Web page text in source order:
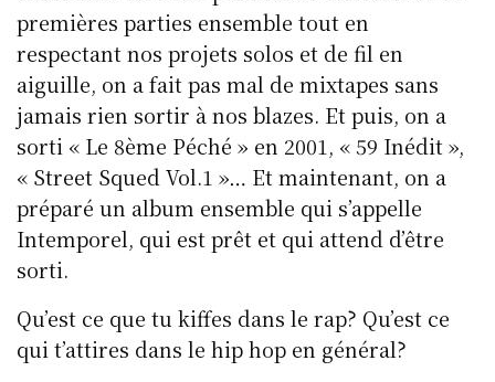
premières parties ensemble tout en
respectant nos projets solos et de fil en
aiguille, on a fait pas mal de mixtapes sans
jamais rien sortir à nos blazes. Et puis, on a
sorti « Le 8ème Péché » en 2001, « 59 Inédit »,
« Street Squed Vol.1 »… Et maintenant, on a
préparé un album ensemble qui s’appelle
Intemporel, qui est prêt et qui attend d’être
sorti.
Qu’est ce que tu kiffes dans le rap? Qu’est ce
qui t’attires dans le hip hop en général?